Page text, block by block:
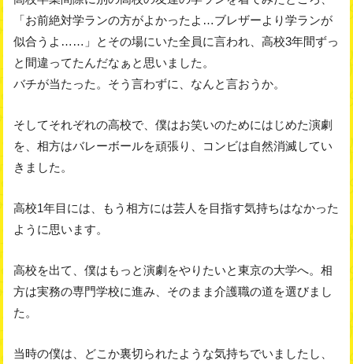
「お前絶対学ランの方がよかったよ…ブレザーより学ランが
似合うよ……」とその場にいた全員に言われ、高校3年間ずっ
と間違ってたんだなぁと思いました。
バチが当たった。そう言わずに、なんと言おうか。
そしてそれぞれの高校で、僕はお笑いのためにはじめた演劇
を、相方はバレーボールを頑張り、コンビは自然消滅してい
きました。
高校1年目には、もう相方には芸人を目指す気持ちはなかった
ように思います。
高校を出て、僕はもっと演劇をやりたいと東京の大学へ。相
方は実務の専門学校に進み、そのまま介護職の道を選びまし
た。
当時の僕は、どこか裏切られたような気持ちでいましたし、